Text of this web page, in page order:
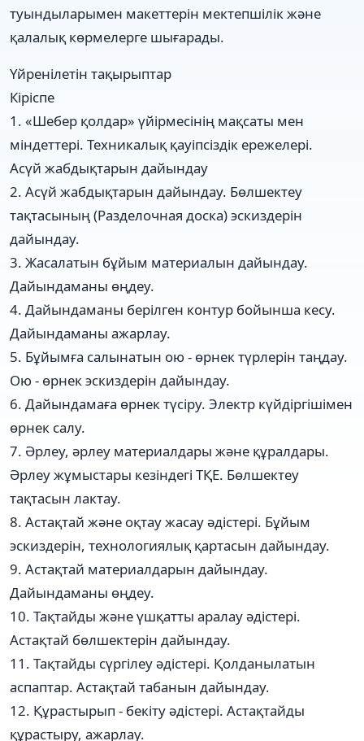
туындыларымен макеттерін мектепшілік және
қалалық көрмелерге шығарады.
Үйренілетін тақырыптар
Кіріспе
1. «Шебер қолдар» үйірмесінің мақсаты мен
міндеттері. Техникалық қауіпсіздік ережелері.
Асүй жабдықтарын дайындау
2. Асүй жабдықтарын дайындау. Бөлшектеу
тақтасының (Разделочная доска) эскиздерін
дайындау.
3. Жасалатын бұйым материалын дайындау.
Дайындаманы өңдеу.
4. Дайындаманы берілген контур бойынша кесу.
Дайындаманы ажарлау.
5. Бұйымға салынатын ою - өрнек түрлерін таңдау.
Ою - өрнек эскиздерін дайындау.
6. Дайындамаға өрнек түсіру. Электр күйдіргішімен
өрнек салу.
7. Әрлеу, әрлеу материалдары және құралдары.
Әрлеу жұмыстары кезіндегі ТҚЕ. Бөлшектеу
тақтасын лактау.
8. Астақтай және оқтау жасау әдістері. Бұйым
эскиздерін, технологиялық қартасын дайындау.
9. Астақтай материалдарын дайындау.
Дайындаманы өңдеу.
10. Тақтайды және үшқатты аралау әдістері.
Астақтай бөлшектерін дайындау.
11. Тақтайды сүргілеу әдістері. Қолданылатын
аспаптар. Астақтай табанын дайындау.
12. Құрастырып - бекіту әдістері. Астақтайды
құрастыру, ажарлау.